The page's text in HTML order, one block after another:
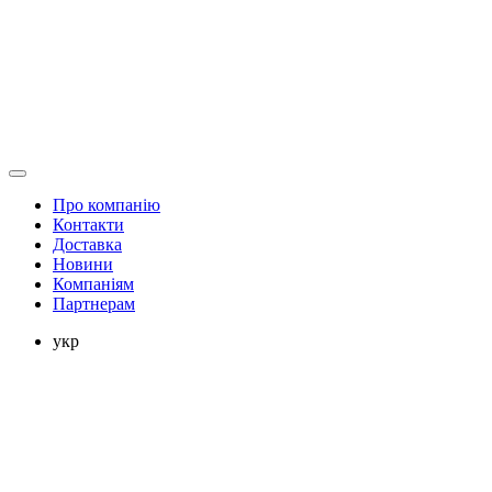
Про компанію
Контакти
Доставка
Новини
Компаніям
Партнерам
укр